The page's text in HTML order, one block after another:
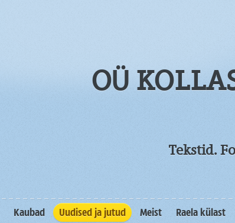
OÜ
Tekstid.
Kaubad Uudised ja jutud Meist Raela külast